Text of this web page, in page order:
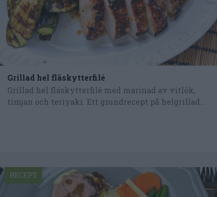
Grillad hel fläskytterfilé
Grillad hel fläskytterfilé med marinad av vitlök,
timjan och teriyaki. Ett grundrecept på helgrillad...
RECEPT